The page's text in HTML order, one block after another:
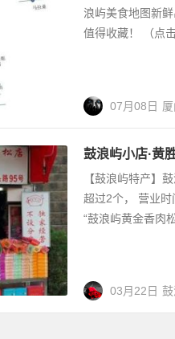
浪屿美食地图新
值得收藏！ （点
07月08日
鼓浪屿小店·黄
【鼓浪屿特产】
超过2个， 营业
“鼓浪屿黄金香肉
03月22日